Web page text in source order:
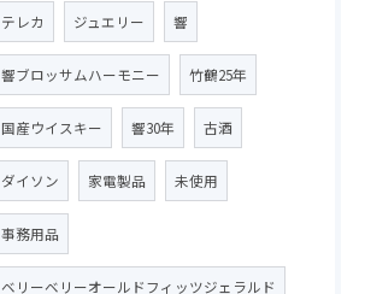
テレカ ジュエリー 響
響ブロッサムハーモニー 竹鶴25年
国産ウイスキー 響30年 古酒
ダイソン 家電製品 未使用
事務用品
ベリーベリーオールドフィッツジェラルド